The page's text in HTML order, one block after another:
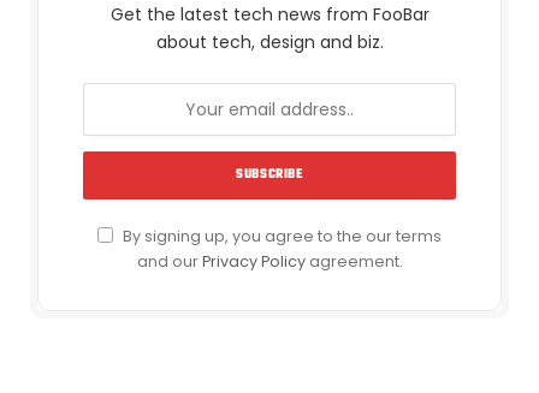
Get the latest tech news from FooBar
about tech, design and biz.
By signing up, you agree to the our terms
and ourPrivacy Policyagreement.